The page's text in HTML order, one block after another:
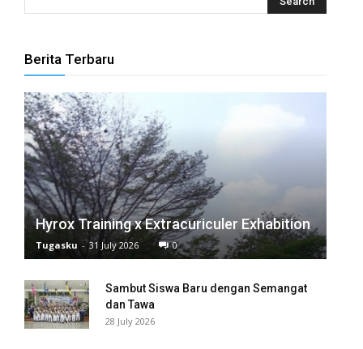
Berita Terbaru
Hyrox Training x Extracuriculer Exhabition
Tugasku - 31 July 2026 0
Sambut Siswa Baru dengan Semangat
dan Tawa
28 July 2026